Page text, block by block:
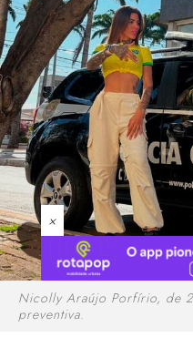
×
Nicolly Araújo Porfírio, de
preventiva.